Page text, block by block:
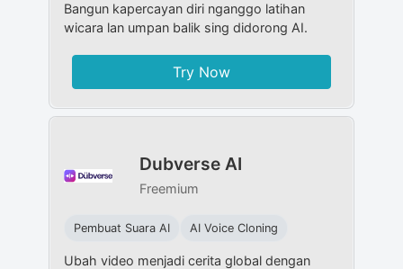
Bangun kapercayan diri nganggo latihan
wicara lan umpan balik sing didorong AI.
Try Now
Dubverse AI
Freemium
Pembuat Suara AI AI Voice Cloning
Ubah video menjadi cerita global dengan